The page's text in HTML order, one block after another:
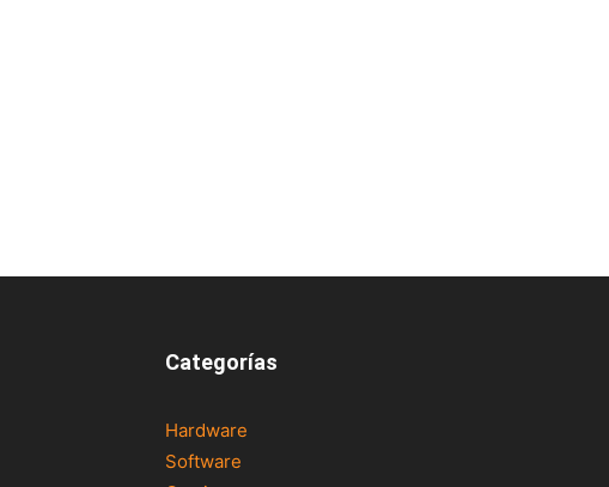
Categorías
Hardware
Software